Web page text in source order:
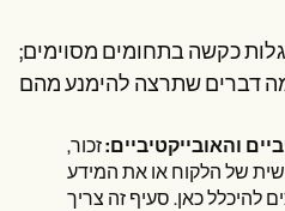
כקשה בתחומים מסוימים;
והאובייקטיביים:זכור,
של הלקוח או את המידע
להיכלל כאן. סעיף זה צריך